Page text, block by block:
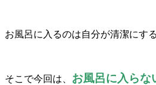
お風呂に入るのは自分が清潔にす
そこで今回は、 お風呂に入らな